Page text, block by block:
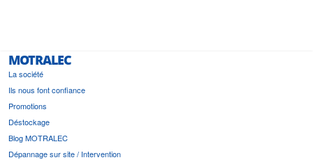
MOTRALEC
La société
Ils nous font confiance
Promotions
Déstockage
Blog MOTRALEC
Dépannage sur site / Intervention